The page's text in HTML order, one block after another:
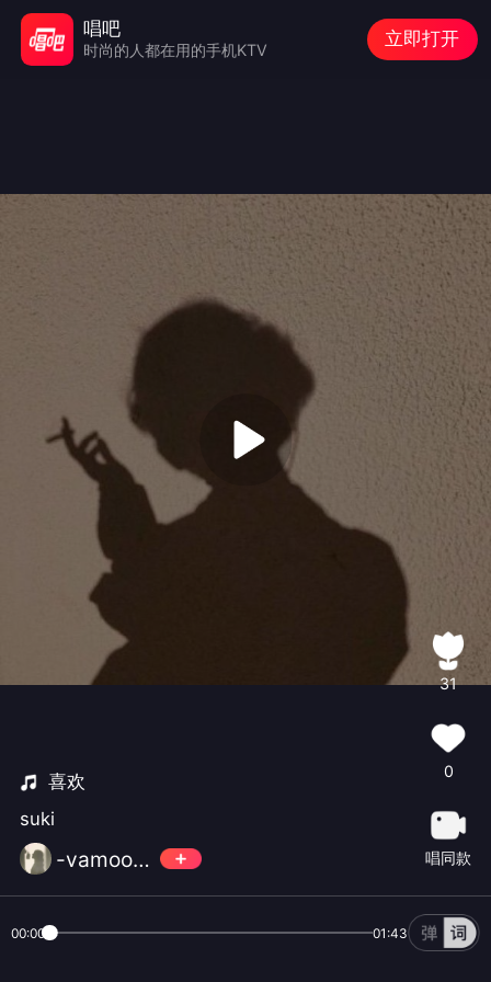
喜欢
suki
-vamoose-
31
0
唱同款
00:00 01:43
唱吧
时尚的人都在用的手机KTV
立即打开